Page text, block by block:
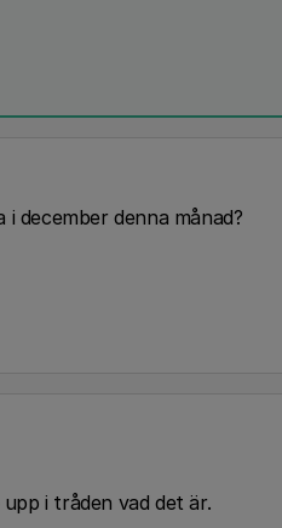
december denna månad?
i tråden vad det är.